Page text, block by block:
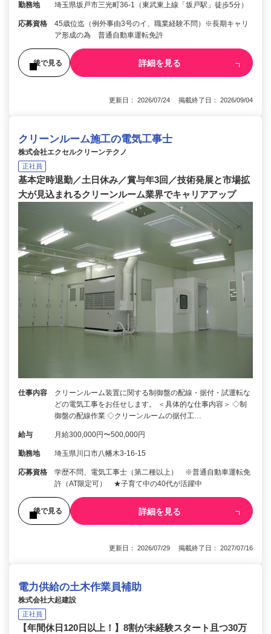
勤務地 埼玉県坂戸市三光町36-1（東武東上線「坂戸駅」徒歩5分）
応募資格
45歳位迄（例外事由3号のイ、職業経験不問）※長期キャリ
ア形成の為 普通自動車運転免許
後で見る 詳細を見る
更新日： 2026/07/24 掲載終了日： 2026/09/04
クリーンルーム施工の電気工事士
株式会社エクセルクリーンテクノ
正社員
基本定時退勤／土日休み／賞与年3回／技術発展と市場拡
大が見込まれるクリーンルーム業界でキャリアアップ
仕事内容
クリーンルーム装置に関する制御盤の配線・据付・試運転な
どの電気工事をお任せします。 ＜具体的な仕事内容＞ ◇制
御盤の配線作業 ◇クリーンルームの据付工…
給与 月給300,000円〜500,000円
勤務地 埼玉県川口市八幡木3-16-15
応募資格
学歴不問、電気工事士（第二種以上） ※普通自動車運転免
許（AT限定可） ★子育て中の40代が活躍中
後で見る 詳細を見る
更新日： 2026/07/29 掲載終了日： 2027/07/16
電力供給の土木作業員補助
株式会社大起建設
正社員
【年間休日120日以上！】8割が未経験スタート且つ30万